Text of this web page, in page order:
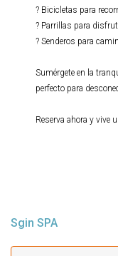
? Bicicletas para
? Parrillas para
? Senderos para
Sumérgete en la
perfecto para
Reserva ahora y vive
Sgin SPA